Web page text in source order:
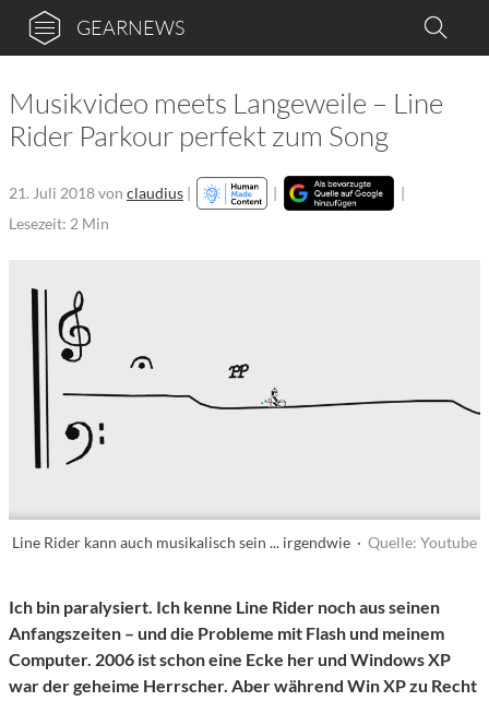
GEARNEWS
Musikvideo meets Langeweile – Line
Rider Parkour perfekt zum Song
21. Juli 2018von claudius | |
|
Lesezeit: 2 Min
Line Rider kann auch musikalisch sein ... irgendwie · Quelle: Youtube
Ich bin paralysiert. Ich kenne Line Rider noch aus seinen
Anfangszeiten – und die Probleme mit Flash und meinem
Computer. 2006 ist schon eine Ecke her und Windows XP
war der geheime Herrscher. Aber während Win XP zu Recht